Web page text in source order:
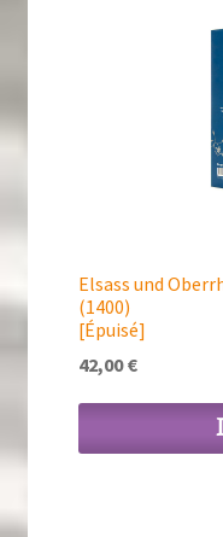
Elsass und
(1400)
[Épuisé]
42,00€